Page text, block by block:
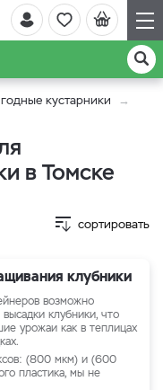
кустарники
в Томске
сортировать
клубники
возможно
клубники, что
урожаи как в теплицах
(800 мкм) и (600
пластика, мы не